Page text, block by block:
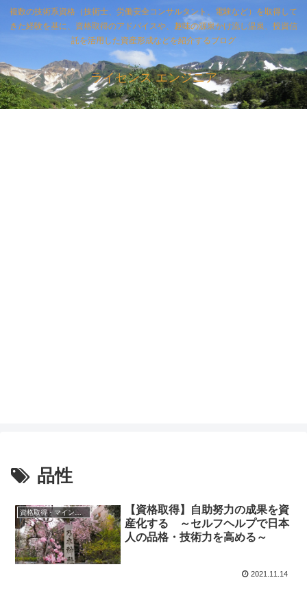
複数の技術系資格（技術士、労働安全コンサルタント、電験など）を取得して
きた経験を基に、資格取得のアドバイスや、趣味の源泉かけ流し温泉、投資信
託を活用した資産形成などを紹介するブログ
ライセンス エンジニア
品性
資格取得・マインド（共通）
【資格取得】自助努力の成果を資
産化する ～セルフヘルプで日本
人の品格・技術力を高める～
2021.11.14